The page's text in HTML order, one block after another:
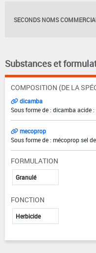
SECONDS NOMS
Substances et
COMPOSITION (DE LA
dicamba
Sous forme de : dicamba acide :
mecoprop
Sous forme de : mécoprop sel
FORMULATION
Granulé
FONCTION
Herbicide